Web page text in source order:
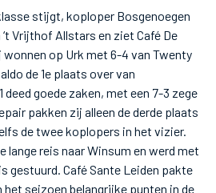
stijgt, koploper Bosgenoegen
Vrijthof Allstars en ziet Café De
op Urk met 6-4 van Twenty
de 1e plaats over van
deed goede zaken, met een 7-3 zege
pakken zij alleen de derde plaats
de twee koplopers in het vizier.
lange reis naar Winsum en werd met
gestuurd. Café Sante Leiden pakte
seizoen belangrijke punten in de